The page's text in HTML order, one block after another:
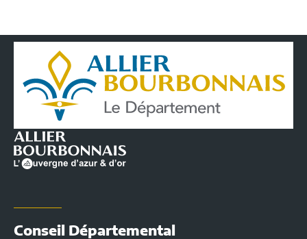
Conseil
Départemental
de
l'Allier
Infos
Conseil Départemental